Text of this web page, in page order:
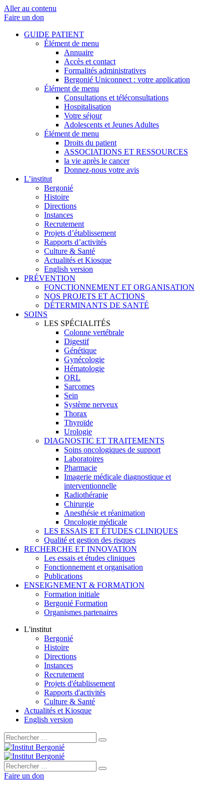
Aller au contenu
Faire un don
GUIDE PATIENT
Élément de menu
Annuaire
Accès et contact
Formalités administratives
Bergonié Uniconnect : votre application
Élément de menu
Consultations et téléconsultations
Hospitalisation
Votre séjour
Adolescents et Jeunes Adultes
Élément de menu
Droits du patient
ASSOCIATIONS ET RESSOURCES
la vie après le cancer
Donnez-nous votre avis
L’institut
Bergonié
Histoire
Directions
Instances
Recrutement
Projets d’établissement
Rapports d’activités
Culture & Santé
Actualités et Kiosque
English version
PRÉVENTION
FONCTIONNEMENT ET ORGANISATION
NOS PROJETS ET ACTIONS
DÉTERMINANTS DE SANTÉ
SOINS
LES SPÉCIALITÉS
Colonne vertébrale
Digestif
Génétique
Gynécologie
Hématologie
ORL
Sarcomes
Sein
Système nerveux
Thorax
Thyroïde
Urologie
DIAGNOSTIC ET TRAITEMENTS
Soins oncologiques de support
Laboratoires
Pharmacie
Imagerie médicale diagnostique et
interventionnelle
Radiothérapie
Chirurgie
Anesthésie et réanimation
Oncologie médicale
LES ESSAIS ET ÉTUDES CLINIQUES
Qualité et gestion des risques
RECHERCHE ET INNOVATION
Les essais et études cliniques
Fonctionnement et organisation
Publications
ENSEIGNEMENT & FORMATION
Formation initiale
Bergonié Formation
Organismes partenaires
L'institut
Bergonié
Histoire
Directions
Instances
Recrutement
Projets d'établissement
Rapports d'activités
Culture & Santé
Actualités et Kiosque
English version
Rechercher :
Rechercher :
Faire un don